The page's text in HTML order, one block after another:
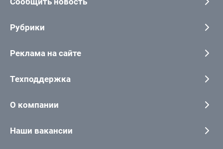
Рубрики
Реклама на сайте
Техподдержка
О компании
Наши вакансии